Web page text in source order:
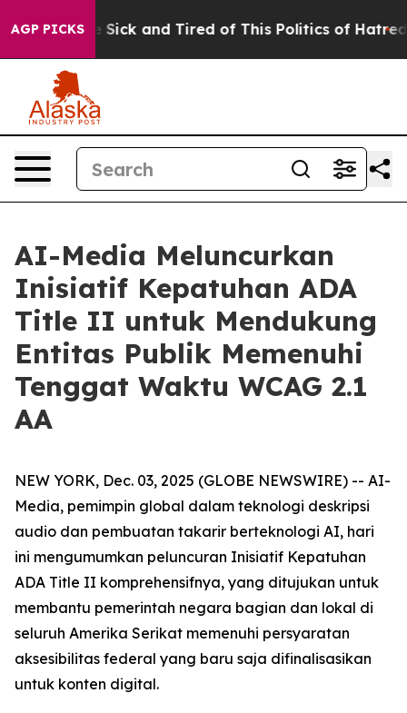
AGP PICKSAre Sick and Tired of This Politics of Hatred”
AI-Media Meluncurkan
Inisiatif Kepatuhan ADA
Title II untuk Mendukung
Entitas Publik Memenuhi
Tenggat Waktu WCAG 2.1
AA
NEW YORK, Dec. 03, 2025 (GLOBE NEWSWIRE) -- AI-
Media, pemimpin global dalam teknologi deskripsi
audio dan pembuatan takarir berteknologi AI, hari
ini mengumumkan peluncuran Inisiatif Kepatuhan
ADA Title II komprehensifnya, yang ditujukan untuk
membantu pemerintah negara bagian dan lokal di
seluruh Amerika Serikat memenuhi persyaratan
aksesibilitas federal yang baru saja difinalisasikan
untuk konten digital.